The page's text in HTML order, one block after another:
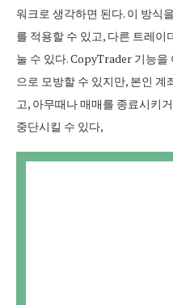
워크로 생각하면 된다. 이 방식
를 적용할 수 있고, 다른 트레
눌 수 있다. CopyTrader 기능
으로 모방할 수 있지만, 본인 계
고, 아무때나 매매를 종료시키
중단시킬 수 있다,